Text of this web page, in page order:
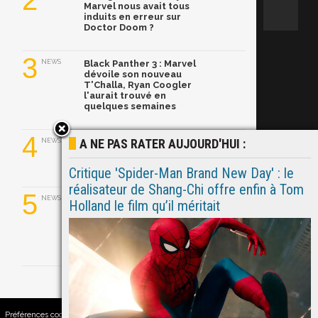
Marvel nous avait tous
induits en erreur sur
Doctor Doom ?
3 NEWS
Black Panther 3 : Marvel
dévoile son nouveau
T'Challa, Ryan Coogler
l'aurait trouvé en
quelques semaines
4 NEWS
Ghost Rider dans le MCU :
5 NEWS
Ryan Gosling a convaincu
Marvel de relancer Ghost
Rider avec son propre
pitch ! Explications.
Préférences cookies | Contacts
A NE PAS RATER AUJOURD'HUI :
Critique 'Spider-Man Brand New Day' : le
réalisateur de Shang-Chi offre enfin à Tom
Holland le film qu’il méritait